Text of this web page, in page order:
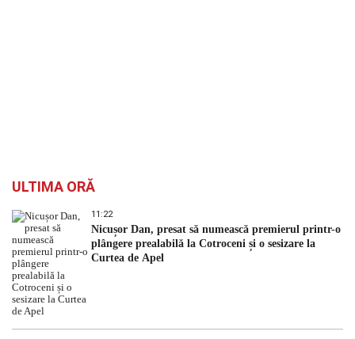
ULTIMA ORĂ
11:22
Nicușor Dan, presat să numească premierul printr-o
plângere prealabilă la Cotroceni și o sesizare la
Curtea de Apel